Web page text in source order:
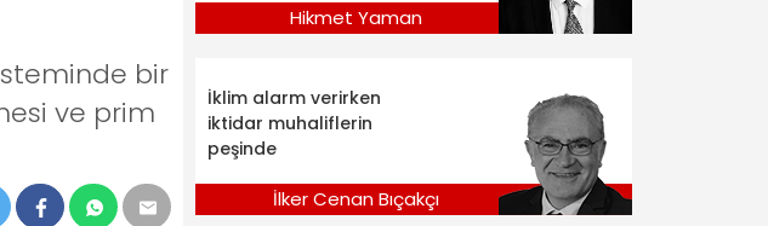
bir
ve prim
Hikmet Yaman
İklim alarm verirken
iktidar muhaliflerin
peşinde
İlker Cenan Bıçakçı